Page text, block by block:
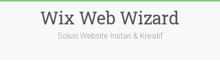
Wix Web Wizard
Solusi Website Instan & Kreatif